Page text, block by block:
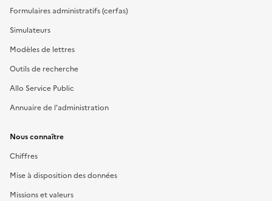
Formulaires administratifs (cerfas)
Simulateurs
Modèles de lettres
Outils de recherche
Allo Service Public
Annuaire de l'administration
Nous connaître
Chiffres
Mise à disposition des données
Missions et valeurs